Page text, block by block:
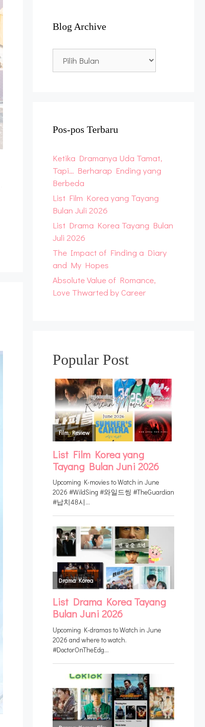
Blog Archive
Archive
Pos-pos Terbaru
Ketika Dramanya Uda Tamat,
Tapi… Berharap Ending yang
Berbeda
List Film Korea yang Tayang
Bulan Juli 2026
List Drama Korea Tayang Bulan
Juli 2026
The Impact of Finding a Diary
and My Hopes
Absolute Value of Romance,
Love Thwarted by Career
Popular Post